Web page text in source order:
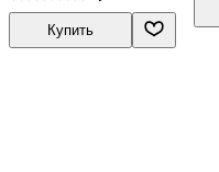
Купить